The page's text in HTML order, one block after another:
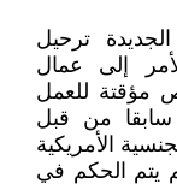
ترحيل
إلى عمال
مؤقتة للعمل
من قبل
الأمريكية
يتم الحكم في